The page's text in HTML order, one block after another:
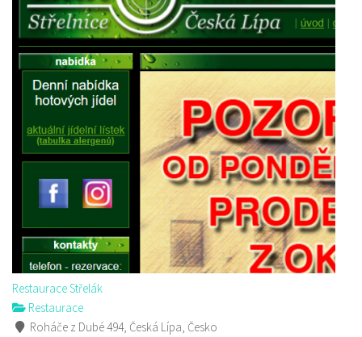
Restaurace Střelák
Restaurace
Roháče z Dubé 494, Česká Lípa, Česko